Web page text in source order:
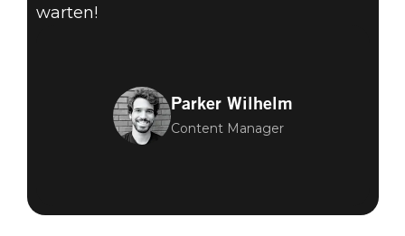
warten!
Parker Wilhelm
Content Manager